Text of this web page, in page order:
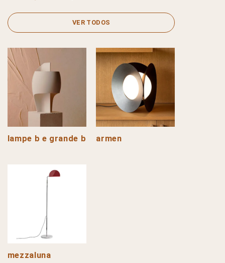
VER TODOS
lampe b e grande b armen
mezzaluna